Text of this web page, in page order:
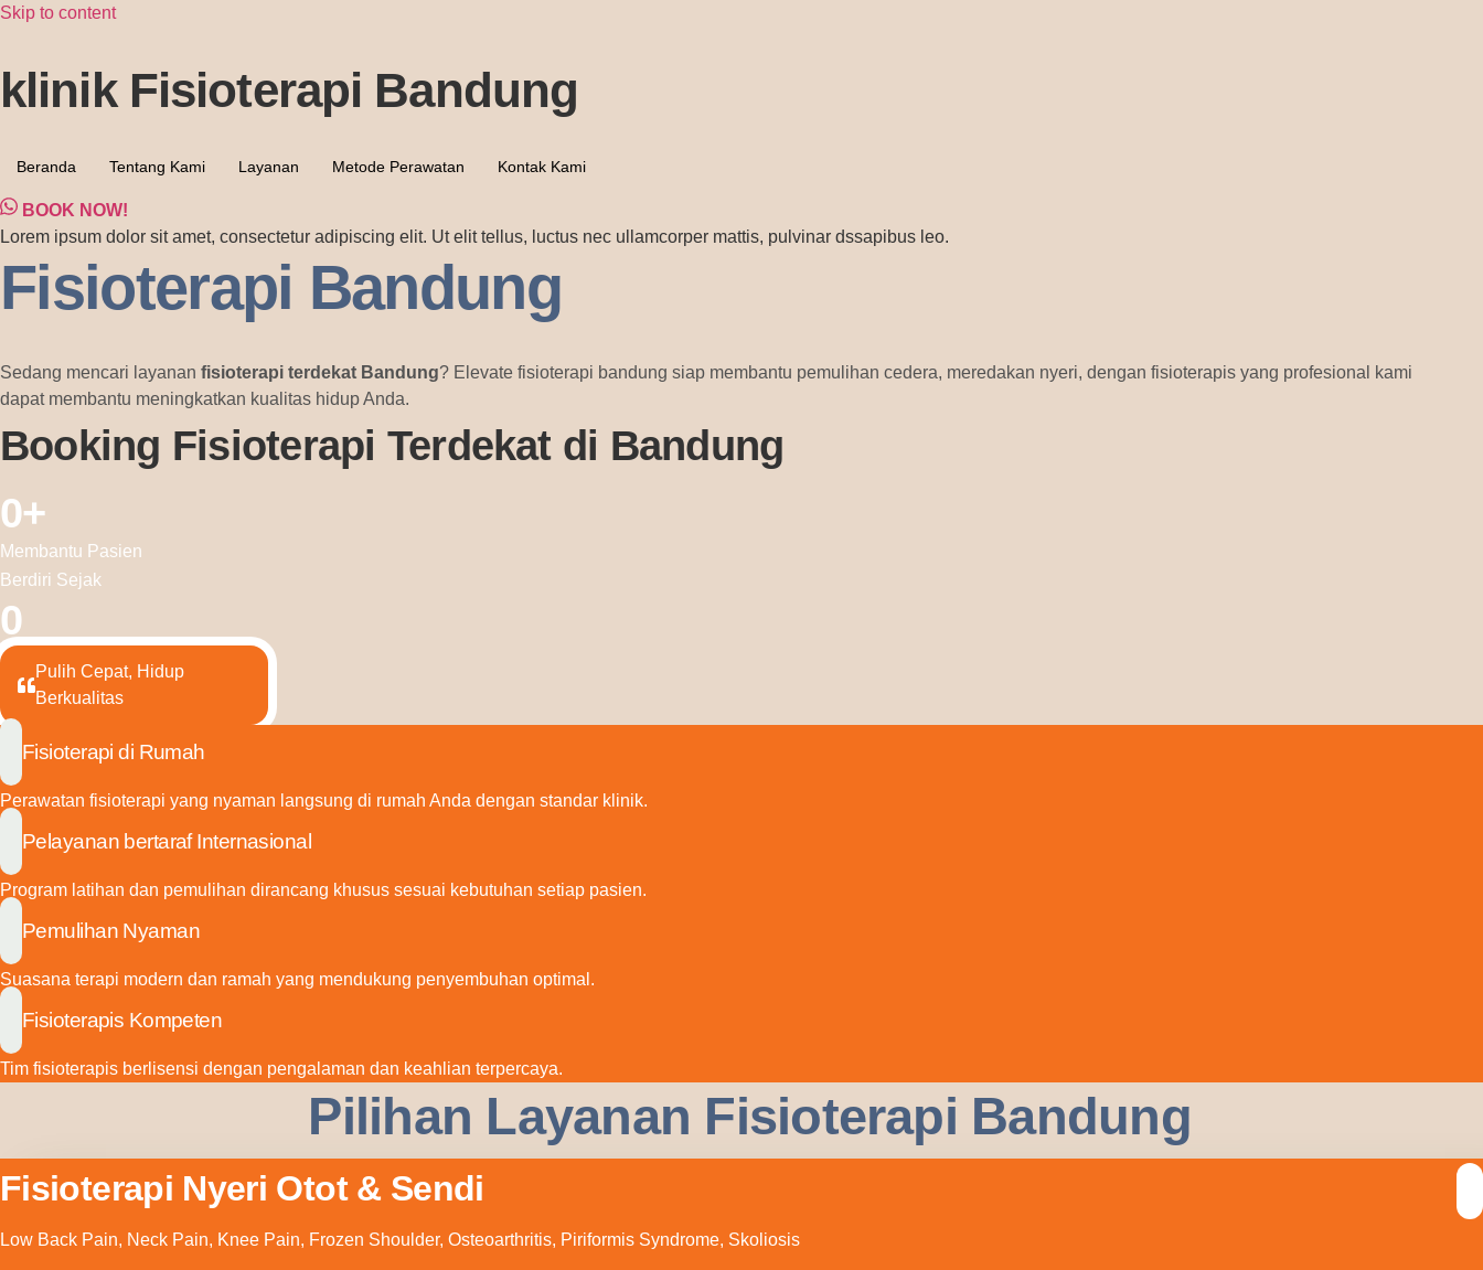
Skip to content
klinik Fisioterapi Bandung
Beranda Tentang Kami Layanan Metode Perawatan Kontak Kami
BOOK NOW!
Lorem ipsum dolor sit amet, consectetur adipiscing elit. Ut elit tellus, luctus nec ullamcorper mattis, pulvinar dssapibus leo.
Fisioterapi Bandung
Sedang mencari layanan fisioterapi terdekat Bandung? Elevate fisioterapi bandung siap membantu pemulihan cedera, meredakan nyeri, dengan fisioterapis yang profesional kami
dapat membantu meningkatkan kualitas hidup Anda.
Booking Fisioterapi Terdekat di Bandung
0+
Membantu Pasien
Berdiri Sejak
0
Pulih Cepat, Hidup
Berkualitas
Fisioterapi di Rumah
Perawatan fisioterapi yang nyaman langsung di rumah Anda dengan standar klinik.
Pelayanan bertaraf Internasional
Program latihan dan pemulihan dirancang khusus sesuai kebutuhan setiap pasien.
Pemulihan Nyaman
Suasana terapi modern dan ramah yang mendukung penyembuhan optimal.
Fisioterapis Kompeten
Tim fisioterapis berlisensi dengan pengalaman dan keahlian terpercaya.
Pilihan Layanan Fisioterapi Bandung
Fisioterapi Nyeri Otot & Sendi
Low Back Pain, Neck Pain, Knee Pain, Frozen Shoulder, Osteoarthritis, Piriformis Syndrome, Skoliosis